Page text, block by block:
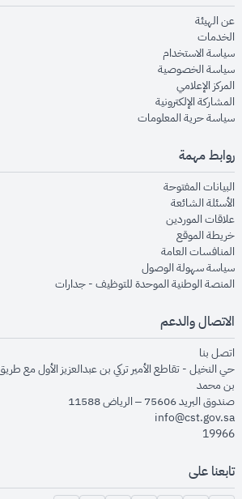
عن الهيئةopens in new window
الخدماتopens in new window
سياسة الاستخدام
سياسة الخصوصيةopens in new window
المركز الإعلاميopens in new window
المشاركة الإلكترونيةopens in new window
سياسة حرية المعلوماتopens in new window
روابط مهمة
البيانات المفتوحةopens in new window
الأسئلة الشائعةopens in new window
علاقات الموردينopens in new window
خريطة الموقعopens in new window
المنافسات العامةopens in new window
سياسة سهولة الوصولopens in new window
المنصة الوطنية الموحدة للتوظيف - جداراتwindow
الاتصال والدعم
اتصل بنا
حي النخيل - تقاطع الأمير تركي بن عبدالعزيز الأول مع
بن محمد
صندوق البريد 75606 – الرياض 11588
info@cst.gov.sa
19966
تابعنا على